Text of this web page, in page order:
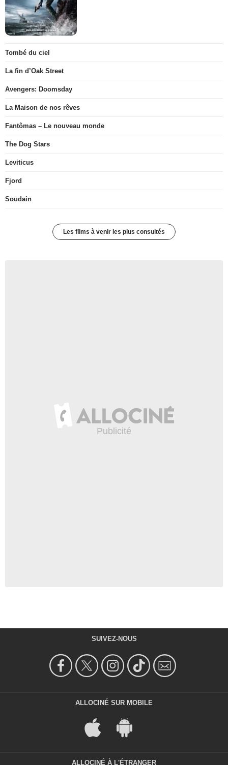
Tombé du ciel
La fin d’Oak Street
Avengers: Doomsday
La Maison de nos rêves
Fantômas – Le nouveau monde
The Dog Stars
Leviticus
Fjord
Soudain
Les films à venir les plus consultés
SUIVEZ-NOUS
ALLOCINÉ SUR MOBILE
ALLOCINÉ À L'ÉTRANGER